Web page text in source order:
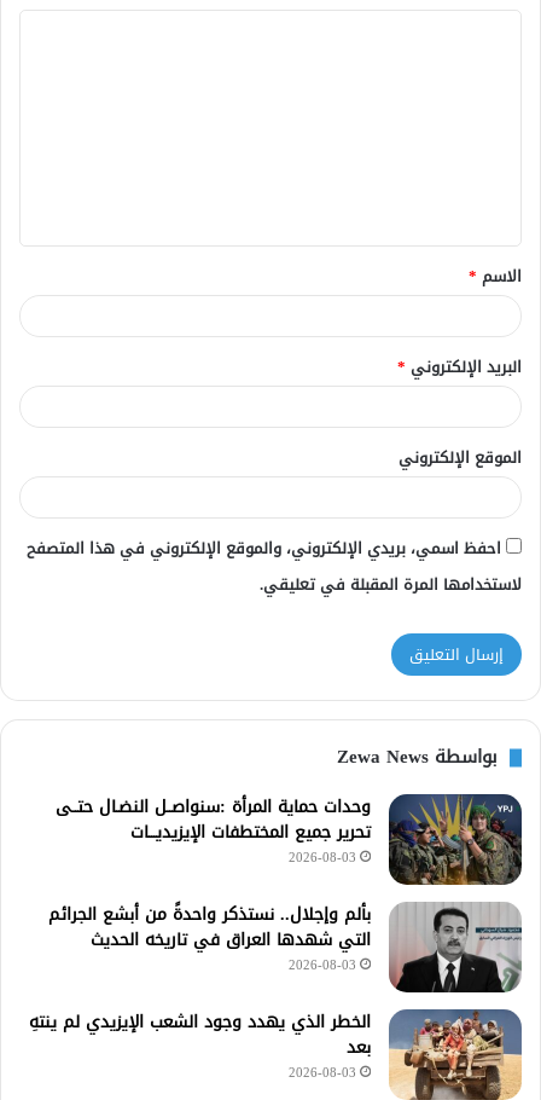
ق
*
الاسم *
البريد الإلكتروني *
الموقع الإلكتروني
احفظ اسمي، بريدي الإلكتروني، والموقع الإلكتروني في هذا المتصفح
لاستخدامها المرة المقبلة في تعليقي.
بواسطة Zewa News
وحدات حماية المرأة :سنواصــل النضـال حتــى
تحرير جميع المختطفات الإيزيديـــات
2026-08-03
بألم وإجلال.. نستذكر واحدةً من أبشع الجرائم
التي شهدها العراق في تاريخه الحديث
2026-08-03
الخطر الذي يهدد وجود الشعب الإيزيدي لم ينتهِ
بعد
2026-08-03